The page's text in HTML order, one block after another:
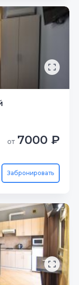
от 7000 ₽
Забронировать